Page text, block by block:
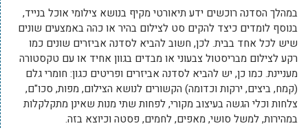
במהלך הסדנה רוכשים ידע תיאורטי מקיף בנושא צילומי אוכל בנייד,
בנוסף לומדים כיצד להקים סט לצילום בהיר או כהה באמצעים שונים
שיש לכל אחד בבית. לכן, חשוב להביא לסדנה אביזרים שונים כמו
רקע לצילום מבריסטול צבעוני או מבדים בגוון אחיד או עם טקסטורה
מעניינת. כמו כן, יש להביא לסדנה אביזרים ופריטים כגון: חומרי גלם
(קמח, ביצים, ירקות וכדומה) הקשורים לנושא הצילום, מפות, סכו"ם,
צלחות וכלי הגשה בעיצוב מקורי, לפחות שתי מנות שאינן מתקלקלות
במהירות, למשל סושי, מאפים, לחמים, פסטה וכיוצא בזה.